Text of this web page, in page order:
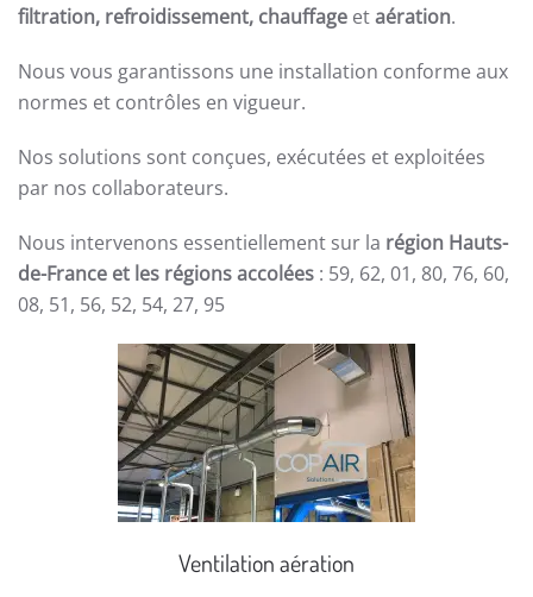
filtration, refroidissement, chauffage etaération.
Nous vous garantissons une installation conforme aux
normes et contrôles en vigueur.
Nos solutions sont conçues, exécutées et exploitées
par nos collaborateurs.
Nous intervenons essentiellement sur la région Hauts-
de-France et les régions accolées : 59, 62, 01, 80, 76, 60,
08, 51, 56, 52, 54, 27, 95
Ventilation aération